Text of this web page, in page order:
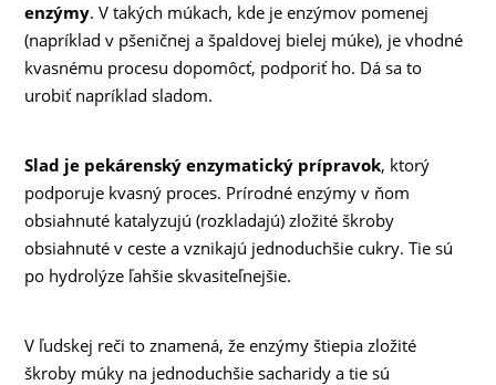
enzýmy. V takých múkach, kde je enzýmov pomenej
(napríklad v pšeničnej a špaldovej bielej múke), je vhodné
kvasnému procesu dopomôcť, podporiť ho. Dá sa to
urobiť napríklad sladom.
Slad je pekárenský enzymatický prípravok, ktorý
podporuje kvasný proces. Prírodné enzýmy v ňom
obsiahnuté katalyzujú (rozkladajú) zložité škroby
obsiahnuté v ceste a vznikajú jednoduchšie cukry. Tie sú
po hydrolýze ľahšie skvasiteľnejšie.
V ľudskej reči to znamená, že enzýmy štiepia zložité
škroby múky na jednoduchšie sacharidy a tie sú